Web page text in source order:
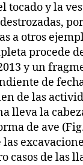
tocado y la
a otros
procede
y un
de
de las
lleva la
de ave
casos de las